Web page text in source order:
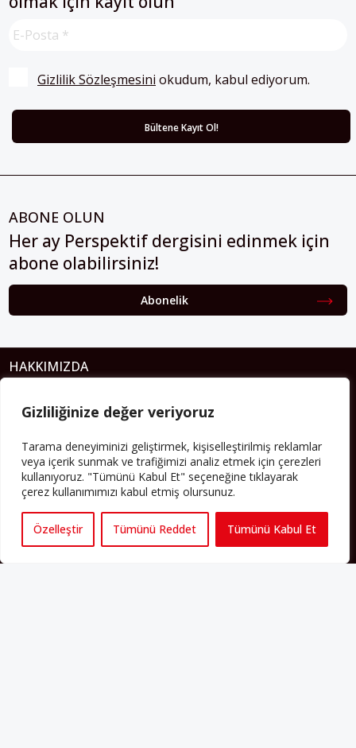
Gizliliğinize değer veriyoruz
Tarama deneyiminizi geliştirmek, kişiselleştirilmiş reklamlar
veya içerik sunmak ve trafiğimizi analiz etmek için çerezleri
kullanıyoruz. "Tümünü Kabul Et" seçeneğine tıklayarak
çerez kullanımımızı kabul etmiş olursunuz.
Özelleştir Tümünü Reddet Tümünü Kabul Et
Gizlilik Sözleşmesini okudum, kabul ediyorum.
ABONE OLUN
Her ay Perspektif dergisini edinmek için
abone olabilirsiniz!
Abonelik
HAKKIMIZDA
bulundukları ülkelerde kalıcı hâle geldiler. Bu durum “vatan”,
sorgulanmasına neden oldu. Avrupa’da yerleşik bir Müslüman
cemaatin oluşması, hem yerleşik kültür ve siyasi düzen için, hem
de Müslümanlar için yeni sorulara da kapı araladı.
Yazının devamı
PERSPEKTIF’I SOSYAL MEDYADA TAKIP EDEBILIRSINIZ